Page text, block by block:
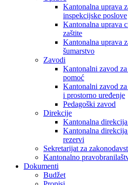
Kantonalna uprava
inspekcijske poslove
Kantonalna uprava
zaštite
Kantonalna uprava
šumarstvo
Zavodi
Kantonalni zavod
pomoć
Kantonalni zavod
i prostorno uređenje
Pedagoški zavod
Direkcije
Kantonalna direkcija
Kantonalna
rezervi
Sekretarijat za
Kantonalno
Dokumenti
Budžet